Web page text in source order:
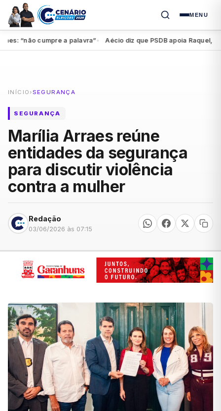
MENU
“não cumpre a palavra”● Aécio diz que PSDB apoia Raquel, mas
INÍCIO ›SEGURANÇA
SEGURANÇA
Marília Arraes reúne
entidades da segurança
para discutir violência
contra a mulher
Redação
03/06/2026 às 07:15